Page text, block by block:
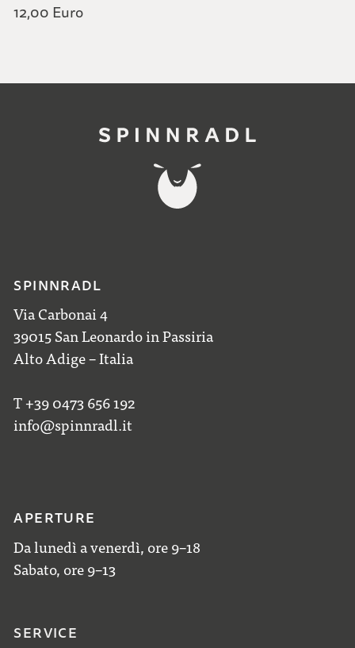
12,00 Euro
SPINNRADL
Via Carbonai 4
39015 San Leonardo in Passiria
Alto Adige – Italia
T +39 0473 656 192
info@spinnradl.it
APERTURE
Da lunedì a venerdì, ore 9–18
Sabato, ore 9–13
SERVICE